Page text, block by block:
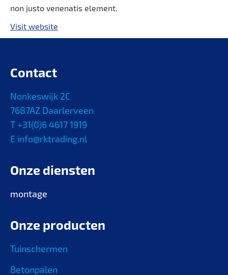
non justo venenatis element.
Visit website
Contact
Nonkeswijk 2C
7687AZ Daarlerveen
T +31(0)6 4617 1919
E info@rktrading.nl
Onze diensten
montage
Onze producten
Tuinschermen
Betonpalen